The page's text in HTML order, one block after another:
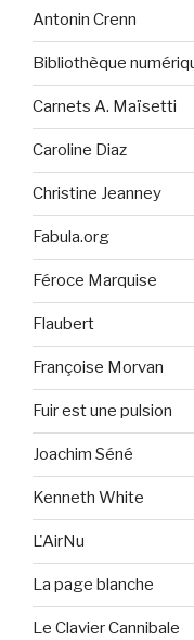
Antonin Crenn
Bibliothèque
Carnets A. Maïsetti
Caroline Diaz
Christine Jeanney
Fabula.org
Féroce Marquise
Flaubert
Françoise Morvan
Fuir est une pulsion
Joachim Séné
Kenneth White
L'AirNu
La page blanche
Le Clavier Cannibale